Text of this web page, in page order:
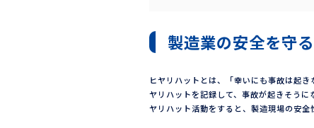
製造業の安全を守
ヒヤリハットとは、「幸いにも事故は起
ヤリハットを記録して、事故が起きそう
ヤリハット活動をすると、製造現場の安全